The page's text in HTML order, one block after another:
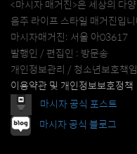
<마시자 매거진>은 세상의 다
음주 라이프 스타일 매거진입
마시자매거진: 서울 아03617
발행인 / 편집인 : 방문송
개인정보관리 / 청소년보호책
이용약관 및 개인정보보호정책
마시자 공식 포스트
마시자 공식 블로그